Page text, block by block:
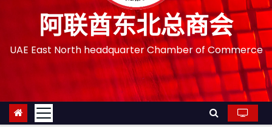
阿联酋东北总商会
UAE East North headquarter Chamber of Commerce